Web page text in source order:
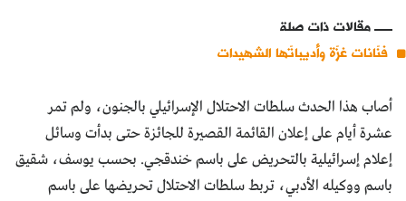
مقالات ذات صلة
فنّانات غزّة وأديباتّها الشهيدات
أصاب هذا الحدث سلطات الاحتلال الإسرائيلي بالجنون، ولم تمر
عشرة أيام على إعلان القائمة القصيرة للجائزة حتى بدأت وسائل
إعلام إسرائيلية بالتحريض على باسم خندقجي. بحسب يوسف، شقيق
باسم ووكيله الأدبي، تربط سلطات الاحتلال تحريضها على باسم